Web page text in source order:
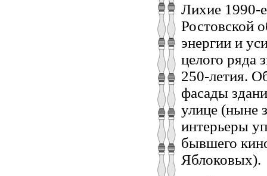
Лихие
Ростовской
энергии и
целого ряда
250‑летия.
фасады
улице (ныне
интерьеры
бывшего
Яблоковых).